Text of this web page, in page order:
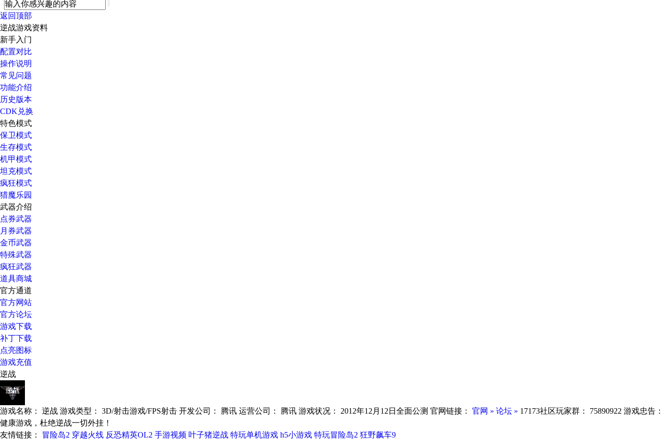
返回顶部
逆战游戏资料
新手入门
配置对比
操作说明
常见问题
功能介绍
历史版本
CDK兑换
特色模式
保卫模式
生存模式
机甲模式
坦克模式
疯狂模式
猎魔乐园
武器介绍
点券武器
月券武器
金币武器
特殊武器
疯狂武器
道具商城
官方通道
官方网站
官方论坛
游戏下载
补丁下载
点亮图标
游戏充值
逆战
游戏名称： 逆战 游戏类型： 3D/射击游戏/FPS射击 开发公司： 腾讯 运营公司： 腾讯 游戏状况： 2012年12月12日全面公测 官网链接： 官网 » 论坛 » 17173社区玩家群： 75890922 游戏忠告：
健康游戏，杜绝逆战一切外挂！
友情链接：
冒险岛2 穿越火线 反恐精英OL2 手游视频 叶子猪逆战 特玩单机游戏 h5小游戏 特玩冒险岛2 狂野飙车9